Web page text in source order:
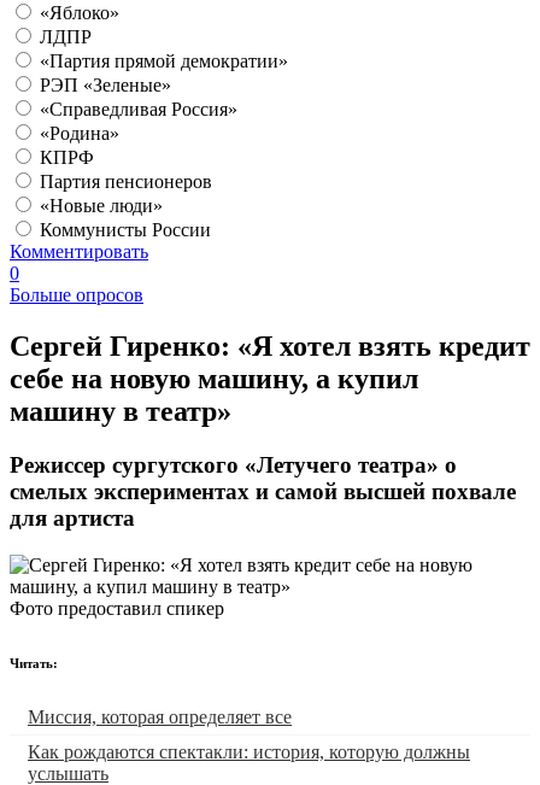
«Яблоко»
ЛДПР
«Партия прямой демократии»
РЭП «Зеленые»
«Справедливая Россия»
«Родина»
КПРФ
Партия пенсионеров
«Новые люди»
Коммунисты России
Комментировать
0
Больше опросов
​Сергей Гиренко: «Я хотел взять кредит
себе на новую машину, а купил
машину в театр»
Режиссер сургутского «Летучего театра» о
смелых экспериментах и самой высшей похвале
для артиста
Фото предоставил спикер
Читать:
Миссия, которая определяет все
Как рождаются спектакли: история, которую должны
услышать